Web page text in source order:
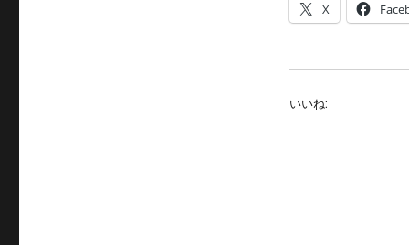
X
いいね: